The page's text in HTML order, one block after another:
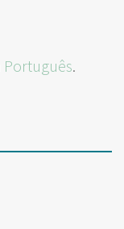
Português.